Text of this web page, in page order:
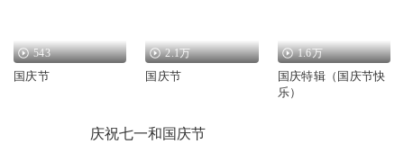
543
国庆节
2.1万
国庆节
1.6万
国庆特辑（国庆节快
乐）
庆祝七一和国庆节